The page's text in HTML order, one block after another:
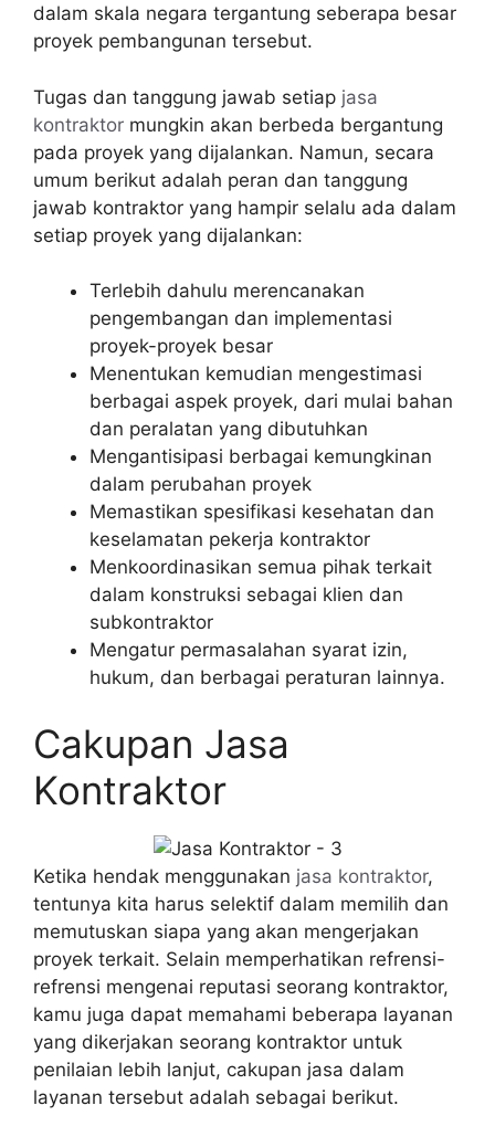
dalam skala negara tergantung seberapa besar
proyek pembangunan tersebut.
Tugas dan tanggung jawab setiap jasa
kontraktor mungkin akan berbeda bergantung
pada proyek yang dijalankan. Namun, secara
umum berikut adalah peran dan tanggung
jawab kontraktor yang hampir selalu ada dalam
setiap proyek yang dijalankan:
Terlebih dahulu merencanakan
pengembangan dan implementasi
proyek-proyek besar
Menentukan kemudian mengestimasi
berbagai aspek proyek, dari mulai bahan
dan peralatan yang dibutuhkan
Mengantisipasi berbagai kemungkinan
dalam perubahan proyek
Memastikan spesifikasi kesehatan dan
keselamatan pekerja kontraktor
Menkoordinasikan semua pihak terkait
dalam konstruksi sebagai klien dan
subkontraktor
Mengatur permasalahan syarat izin,
hukum, dan berbagai peraturan lainnya.
Cakupan Jasa
Kontraktor
Ketika hendak menggunakan jasa kontraktor,
tentunya kita harus selektif dalam memilih dan
memutuskan siapa yang akan mengerjakan
proyek terkait. Selain memperhatikan refrensi-
refrensi mengenai reputasi seorang kontraktor,
kamu juga dapat memahami beberapa layanan
yang dikerjakan seorang kontraktor untuk
penilaian lebih lanjut, cakupan jasa dalam
layanan tersebut adalah sebagai berikut.